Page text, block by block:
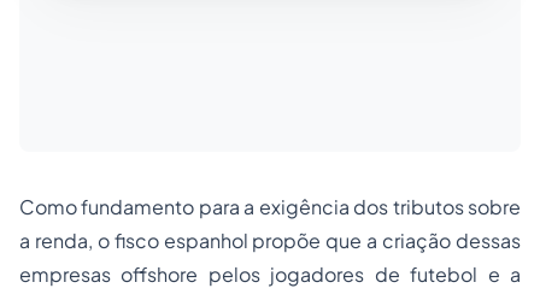
Como fundamento para a exigência dos tributos sobre
a renda, o fisco espanhol propõe que a criação dessas
empresas offshore pelos jogadores de futebol e a